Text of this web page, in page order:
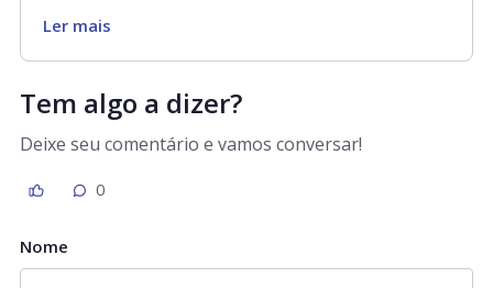
Ler mais
Tem algo a dizer?
Deixe seu comentário e vamos conversar!
0
Nome